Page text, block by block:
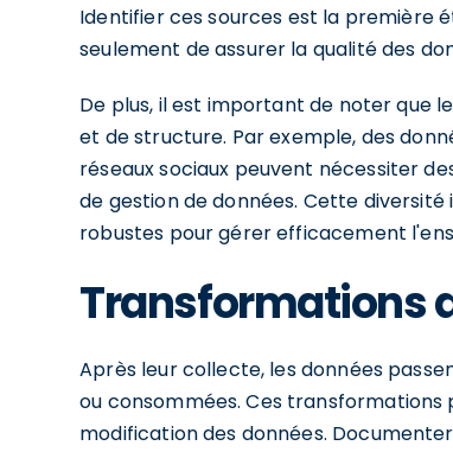
Identifier ces sources est la première
seulement de assurer la qualité des
De plus, il est important de noter que
et de structure. Par exemple, des
réseaux sociaux peuvent nécessiter
de gestion de données. Cette
robustes pour gérer efficacement
Transformations
Après leur collecte, les données
ou consommées. Ces
modification des données.